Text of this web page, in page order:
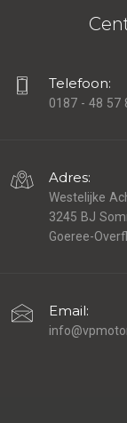
Telefoon:
0187 - 48 57
Adres:
Westelijke
3245 BJ
Goeree-
Email: